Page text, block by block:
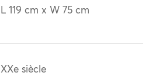
L 119 cm x W 75 cm
XXe siècle